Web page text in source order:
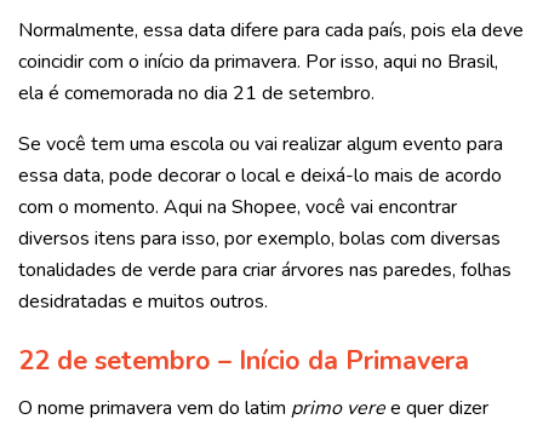
Normalmente, essa data difere para cada país, pois ela deve
coincidir com o início da primavera. Por isso, aqui no Brasil,
ela é comemorada no dia 21 de setembro.
Se você tem uma escola ou vai realizar algum evento para
essa data, pode decorar o local e deixá-lo mais de acordo
com o momento. Aqui na Shopee, você vai encontrar
diversos itens para isso, por exemplo, bolas com diversas
tonalidades de verde para criar árvores nas paredes, folhas
desidratadas e muitos outros.
22 de setembro – Início da Primavera
O nome primavera vem do latim primo veree quer dizer